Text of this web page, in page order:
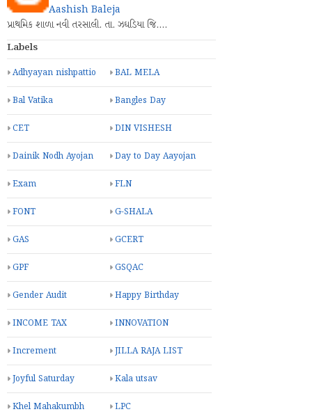
Aashish Baleja
પ્રાથમિક શાળા નવી તરસાલી. તા. ઝઘડિયા જિ.…
Labels
Adhyayan nishpattio BAL MELA
Bal Vatika Bangles Day
CET DIN VISHESH
Dainik Nodh Ayojan Day to Day Aayojan
Exam FLN
FONT G-SHALA
GAS GCERT
GPF GSQAC
Gender Audit Happy Birthday
INCOME TAX INNOVATION
Increment JILLA RAJA LIST
Joyful Saturday Kala utsav
Khel Mahakumbh LPC